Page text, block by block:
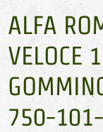
ALFA
VELOCE
750-